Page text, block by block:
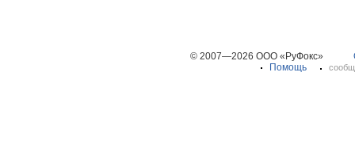
© 2007—2026 ООО «РуФокс»
Помощь